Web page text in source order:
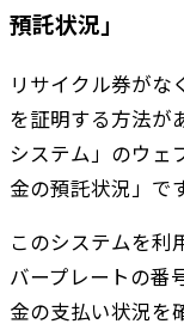
預託状況」
リサイクル券がな
を証明する方法が
システム」のウェ
金の預託状況」です
このシステムを利
バープレートの番
金の支払い状況を